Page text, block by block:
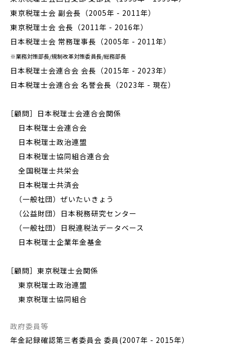
東京税理士会 副会長（2005年 - 2011年）
東京税理士会 会長（2011年 - 2016年）
日本税理士会 常務理事長（2005年 - 2011年）
※業務対策部長/規制改革対策委員長/総務部長
日本税理士会連合会 会長（2015年 - 2023年）
日本税理士会連合会 名誉会長（2023年 - 現在）
［顧問］日本税理士会連合会関係
日本税理士会連合会
日本税理士政治連盟
日本税理士協同組合連合会
全国税理士共栄会
日本税理士共済会
（一般社団）ぜいたいきょう
（公益財団）日本税務研究センター
（一般社団）日税連税法データベース
日本税理士企業年金基金
［顧問］東京税理士会関係
東京税理士政治連盟
東京税理士協同組合
政府委員等
年金記録確認第三者委員会 委員(2007年 - 2015年）